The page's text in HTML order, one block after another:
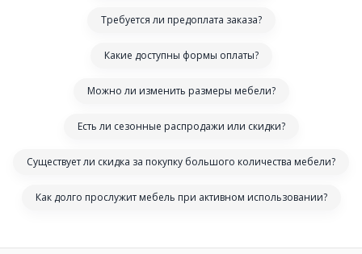
Требуется ли предоплата заказа?
Какие доступны формы оплаты?
Можно ли изменить размеры мебели?
Есть ли сезонные распродажи или скидки?
Существует ли скидка за покупку большого количества мебели?
Как долго прослужит мебель при активном использовании?